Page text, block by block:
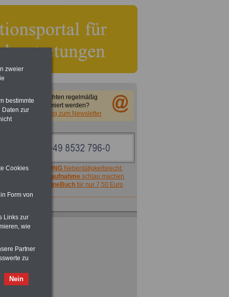
Sie möchten regelmäßig
informiert werden?
Anmeldung zum Newsletter
ACHTUNGNebentätigkeitsrecht:
vor Jobaufnahme schlau machen
OnlineBuchfür nur 7,50 Euro
zweier
bestimmte
Daten zur
Cookies
Form von
Links zur
wie
Partner
zu
Nein